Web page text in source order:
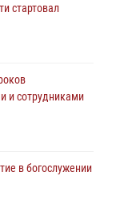
стартовал
и сотрудниками
в богослужении